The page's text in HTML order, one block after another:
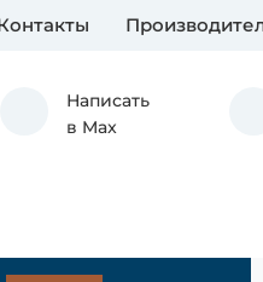
Написать
в Max